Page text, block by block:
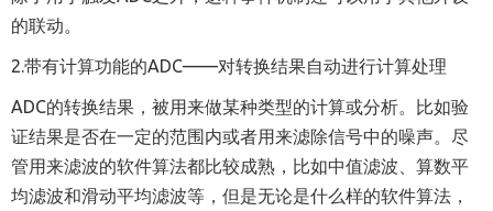
的联动。
2.带有计算功能的ADC——对转换结果自动进行计算处理
ADC的转换结果，被用来做某种类型的计算或分析。比如验
证结果是否在一定的范围内或者用来滤除信号中的噪声。尽
管用来滤波的软件算法都比较成熟，比如中值滤波
算数平
均滤波和滑动平均滤波等 ， 但是无论是什么样的软件算法，